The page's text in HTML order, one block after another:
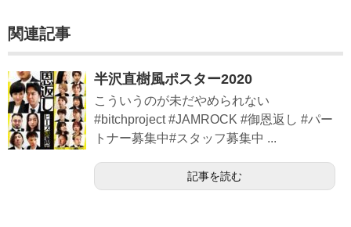
関連記事
半沢直樹風ポスター2020
こういうのが未だやめられない
#bitchproject #JAMROCK #御恩返し #パー
トナー募集中#スタッフ募集中 ...
記事を読む